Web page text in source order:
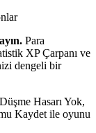
Para
XP Çarpanı ve
dengeli bir
Hasarı Yok,
Kaydet ile oyunu